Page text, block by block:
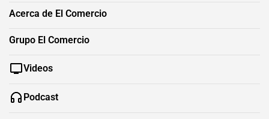
Acerca de El Comercio
Grupo El Comercio
Videos
Podcast